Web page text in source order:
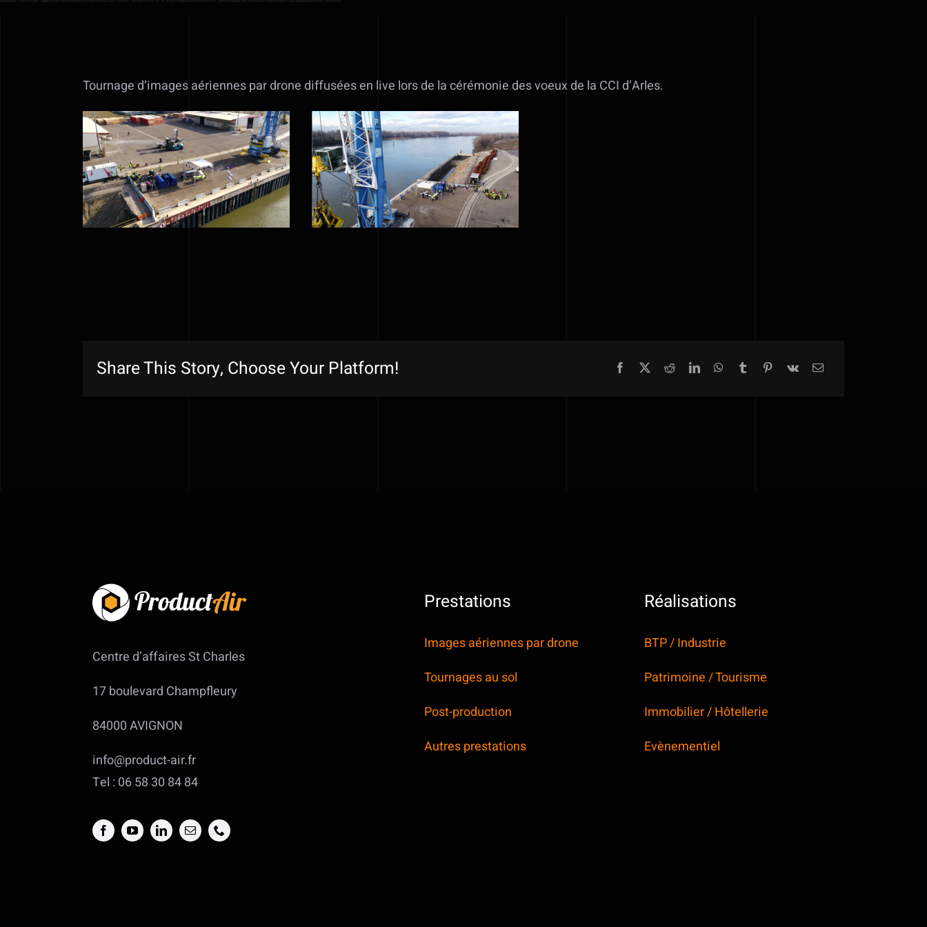
Tournage d’images aériennes par drone diffusées en live lors de la cérémonie des voeux de la CCI d’Arles.
Share This Story, Choose Your Platform!
Centre d’affaires St Charles
17 boulevard Champfleury
84000 AVIGNON
info@product-air.fr
Tel : 06 58 30 84 84
Prestations
Images aériennes par drone
Tournages au sol
Post-production
Autres prestations
Réalisations
BTP / Industrie
Patrimoine / Tourisme
Immobilier / Hôtellerie
Evènementiel